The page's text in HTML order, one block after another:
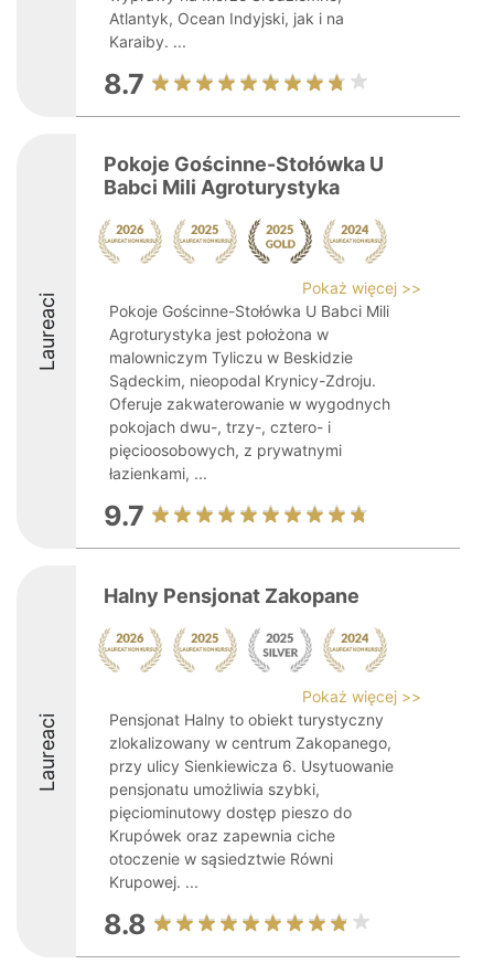
Atlantyk, Ocean Indyjski, jak i na
Karaiby. ...
8.7
Laureaci
Pokoje Gościnne-Stołówka U
Babci Mili Agroturystyka
Pokaż więcej >>
Pokoje Gościnne-Stołówka U Babci Mili
Agroturystyka jest położona w
malowniczym Tyliczu w Beskidzie
Sądeckim, nieopodal Krynicy-Zdroju.
Oferuje zakwaterowanie w wygodnych
pokojach dwu-, trzy-, cztero- i
pięcioosobowych, z prywatnymi
łazienkami, ...
9.7
Laureaci
Halny Pensjonat Zakopane
Pokaż więcej >>
Pensjonat Halny to obiekt turystyczny
zlokalizowany w centrum Zakopanego,
przy ulicy Sienkiewicza 6. Usytuowanie
pensjonatu umożliwia szybki,
pięciominutowy dostęp pieszo do
Krupówek oraz zapewnia ciche
otoczenie w sąsiedztwie Równi
Krupowej. ...
8.8